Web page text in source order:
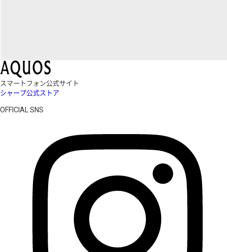
スマートフォン公式サイト
シャープ公式ストア
OFFICIAL SNS